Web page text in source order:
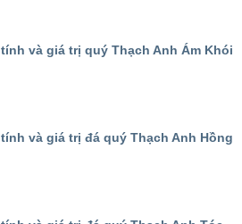
và giá trị quý Thạch Anh Ám Khói
và giá trị đá quý Thạch Anh Hồng